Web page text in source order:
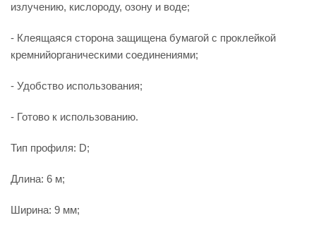
излучению, кислороду, озону и воде;
- Клеящаяся сторона защищена бумагой с проклейкой
кремнийорганическими соединениями;
- Удобство использования;
- Готово к использованию.
Тип профиля: D;
Длина: 6 м;
Ширина: 9 мм;